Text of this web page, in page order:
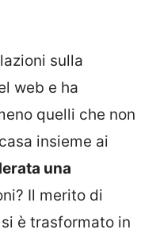
sulla
web e ha
quelli che non
insieme ai
una
Il merito di
è trasformato in